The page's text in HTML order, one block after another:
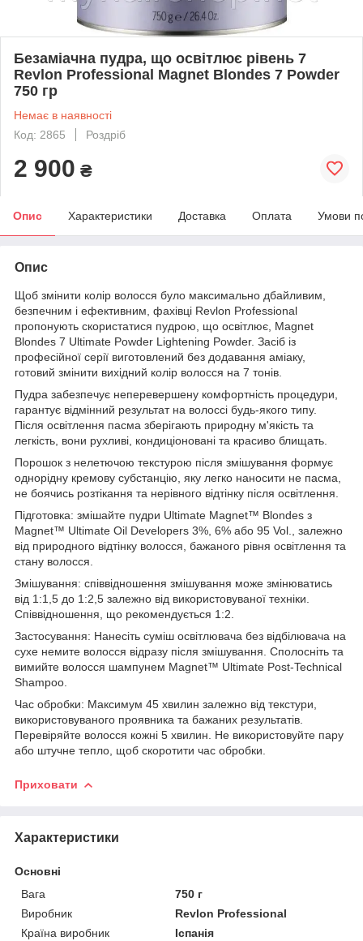
Безаміачна пудра, що освітлює рівень 7
Revlon Professional Magnet Blondes 7 Powder
750 гр
Немає в наявності
Код: 2865
Роздріб
2 900 ₴
Опис Характеристики Доставка Оплата Умови
Опис
Щоб змінити колір волосся було максимально дбайливим,
безпечним і ефективним, фахівці Revlon Professional
пропонують скористатися пудрою, що освітлює, Magnet
Blondes 7 Ultimate Powder Lightening Powder. Засіб із
професійної серії виготовлений без додавання аміаку,
готовий змінити вихідний колір волосся на 7 тонів.
Пудра забезпечує неперевершену комфортність процедури,
гарантує відмінний результат на волоссі будь-якого типу.
Після освітлення пасма зберігають природну м'якість та
легкість, вони рухливі, кондиціоновані та красиво блищать.
Порошок з нелетючою текстурою після змішування формує
однорідну кремову субстанцію, яку легко наносити не пасма,
не боячись розтікання та нерівного відтінку після освітлення.
Підготовка: змішайте пудри Ultimate Magnet™ Blondes з
Magnet™ Ultimate Oil Developers 3%, 6% або 95 Vol., залежно
від природного відтінку волосся, бажаного рівня освітлення та
стану волосся.
Змішування: співвідношення змішування може змінюватись
від 1:1,5 до 1:2,5 залежно від використовуваної техніки.
Співвідношення, що рекомендується 1:2.
Застосування: Нанесіть суміш освітлювача без відбілювача на
сухе немите волосся відразу після змішування. Сполосніть та
вимийте волосся шампунем Magnet™ Ultimate Post-Technical
Shampoo.
Час обробки: Максимум 45 хвилин залежно від текстури,
використовуваного проявника та бажаних результатів.
Перевіряйте волосся кожні 5 хвилин. Не використовуйте пару
або штучне тепло, щоб скоротити час обробки.
Приховати
Характеристики
Основні
Вага
750 г
Виробник
Revlon Professional
Країна виробник
Іспанія